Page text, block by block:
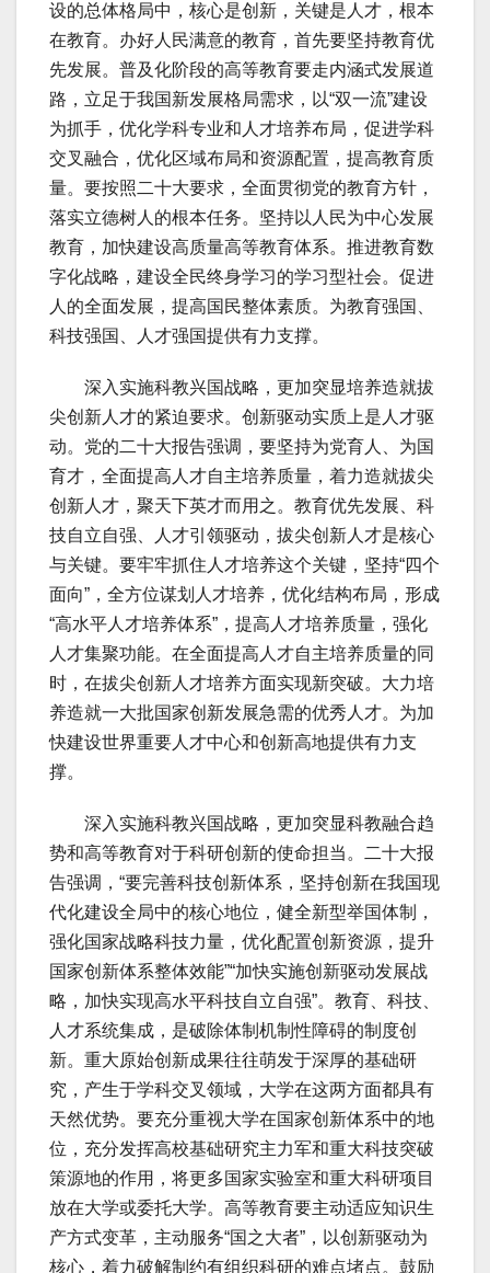
设的总体格局中，核心是创新，关键是人才，根本
在教育。办好人民满意的教育，首先要坚持教育优
先发展。普及化阶段的高等教育要走内涵式发展道
路，立足于我国新发展格局需求，以“双一流”建设
为抓手，优化学科专业和人才培养布局，促进学科
交叉融合，优化区域布局和资源配置，提高教育质
量。要按照二十大要求，全面贯彻党的教育方针，
落实立德树人的根本任务。坚持以人民为中心发展
教育，加快建设高质量高等教育体系。推进教育数
字化战略，建设全民终身学习的学习型社会。促进
人的全面发展，提高国民整体素质。为教育强国、
科技强国、人才强国提供有力支撑。
深入实施科教兴国战略，更加突显培养造就拔
尖创新人才的紧迫要求。创新驱动实质上是人才驱
动。党的二十大报告强调，要坚持为党育人、为国
育才，全面提高人才自主培养质量，着力造就拔尖
创新人才，聚天下英才而用之。教育优先发展、科
技自立自强、人才引领驱动，拔尖创新人才是核心
与关键。要牢牢抓住人才培养这个关键，坚持“四个
面向”，全方位谋划人才培养，优化结构布局，形成
“高水平人才培养体系”，提高人才培养质量，强化
人才集聚功能。在全面提高人才自主培养质量的同
时，在拔尖创新人才培养方面实现新突破。大力培
养造就一大批国家创新发展急需的优秀人才。为加
快建设世界重要人才中心和创新高地提供有力支
撑。
深入实施科教兴国战略，更加突显科教融合趋
势和高等教育对于科研创新的使命担当。二十大报
告强调，“要完善科技创新体系，坚持创新在我国现
代化建设全局中的核心地位，健全新型举国体制，
强化国家战略科技力量，优化配置创新资源，提升
国家创新体系整体效能”“加快实施创新驱动发展战
略，加快实现高水平科技自立自强”。教育、科技、
人才系统集成，是破除体制机制性障碍的制度创
新。重大原始创新成果往往萌发于深厚的基础研
究，产生于学科交叉领域，大学在这两方面都具有
天然优势。要充分重视大学在国家创新体系中的地
位，充分发挥高校基础研究主力军和重大科技突破
策源地的作用，将更多国家实验室和重大科研项目
放在大学或委托大学。高等教育要主动适应知识生
产方式变革，主动服务“国之大者”，以创新驱动为
核心，着力破解制约有组织科研的难点堵点。鼓励